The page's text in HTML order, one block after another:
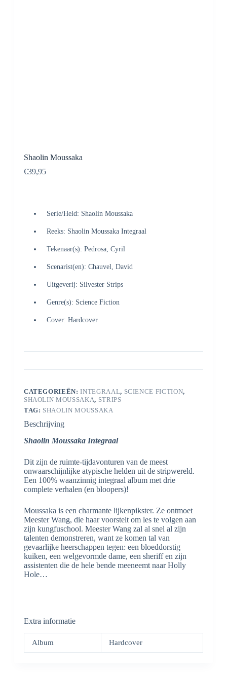
Shaolin Moussaka
€39,95
Serie/Held: Shaolin Moussaka
Reeks: Shaolin Moussaka Integraal
Tekenaar(s): Pedrosa, Cyril
Scenarist(en): Chauvel, David
Uitgeverij: Silvester Strips
Genre(s): Science Fiction
Cover: Hardcover
CATEGORIEËN:INTEGRAAL, SCIENCE FICTION,
SHAOLIN MOUSSAKA, STRIPS
TAG: SHAOLIN MOUSSAKA
Beschrijving
Shaolin Moussaka Integraal
Dit zijn de ruimte-tijdavonturen van de meest
onwaarschijnlijke atypische helden uit de stripwereld.
Een 100% waanzinnig integraal album met drie
complete verhalen (en bloopers)!
Moussaka is een charmante lijkenpikster. Ze ontmoet
Meester Wang, die haar voorstelt om les te volgen aan
zijn kungfuschool. Meester Wang zal al snel al zijn
talenten demonstreren, want ze komen tal van
gevaarlijke heerschappen tegen: een bloeddorstig
kuiken, een welgevormde dame, een sheriff en zijn
assistenten die de hele bende meeneemt naar Holly
Hole…
Extra informatie
Album Hardcover